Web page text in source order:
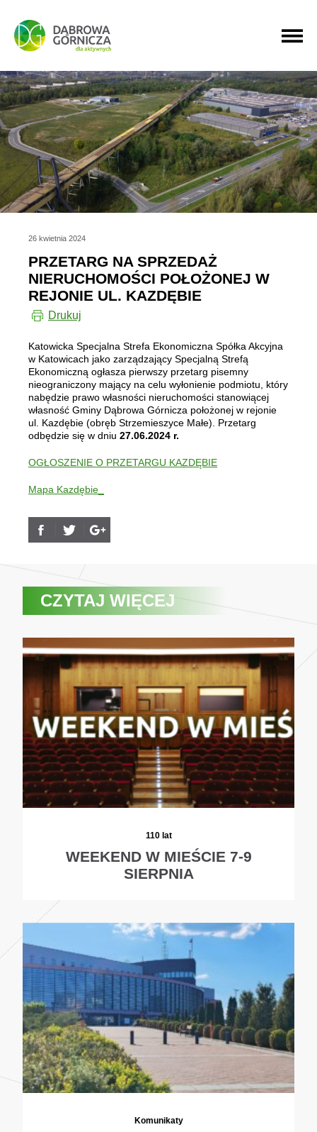
PRZEJDŹ DO MENU GŁÓWNEGO
PRZEJDŹ DO WYSZUKIWARKI
PRZEJDŹ DO TREŚCI
26 kwietnia 2024
PRZETARG NA SPRZEDAŻ
NIERUCHOMOŚCI POŁOŻONEJ W
REJONIE UL. KAZDĘBIE
Drukuj
Katowicka Specjalna Strefa Ekonomiczna Spółka Akcyjna
w Katowicach jako zarządzający Specjalną Strefą
Ekonomiczną ogłasza pierwszy przetarg pisemny
nieograniczony mający na celu wyłonienie podmiotu, który
nabędzie prawo własności nieruchomości stanowiącej
własność Gminy Dąbrowa Górnicza położonej w rejonie
ul. Kazdębie (obręb Strzemieszyce Małe). Przetarg
odbędzie się w dniu 27.06.2024 r.
OGŁOSZENIE O PRZETARGU KAZDĘBIE
Mapa Kazdębie_
CZYTAJ WIĘCEJ
110 lat
WEEKEND W MIEŚCIE 7-9
SIERPNIA
Komunikaty